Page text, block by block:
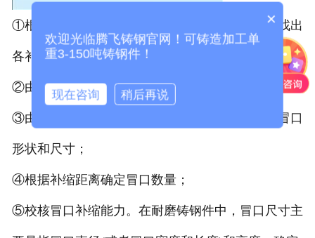
①根据铸钢件结构特点，划分成几个补缩区，并找出
各补缩区的热节点；
②由铸件热节或厚大截面确定冒口位置和数量；
③由铸件的主要热节与对冒口的基本要求，确定冒口
形状和尺寸；
④根据补缩距离确定冒口数量；
⑤校核冒口补缩能力。在耐磨铸钢件中，冒口尺寸主
×
欢迎光临腾飞铸钢官网！可铸造加工单
重3-150吨铸钢件！
现在咨询 稍后再说